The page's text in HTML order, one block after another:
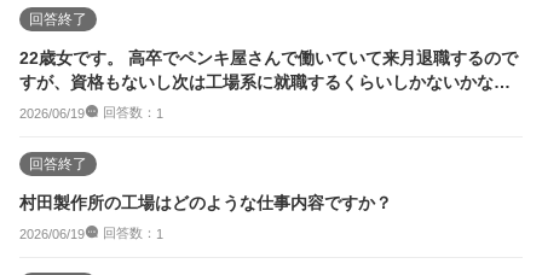
回答終了
22歳女です。 高卒でペンキ屋さんで働いていて来月退職するので
すが、資格もないし次は工場系に就職するくらいしかないかなと
思っています。 そこ
2026/06/19 回答数： 1
回答終了
村田製作所の工場はどのような仕事内容ですか？
2026/06/19 回答数： 1